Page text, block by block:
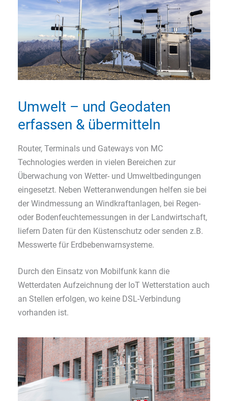
Umwelt – und Geodaten
erfassen & übermitteln
Router, Terminals und Gateways von MC
Technologies werden in vielen Bereichen zur
Überwachung von Wetter- und Umweltbedingungen
eingesetzt. Neben Wetteranwendungen helfen sie bei
der Windmessung an Windkraftanlagen, bei Regen-
oder Bodenfeuchtemessungen in der Landwirtschaft,
liefern Daten für den Küstenschutz oder senden z.B.
Messwerte für Erdbebenwarnsysteme.
Durch den Einsatz von Mobilfunk kann die
Wetterdaten Aufzeichnung der IoT Wetterstation auch
an Stellen erfolgen, wo keine DSL-Verbindung
vorhanden ist.